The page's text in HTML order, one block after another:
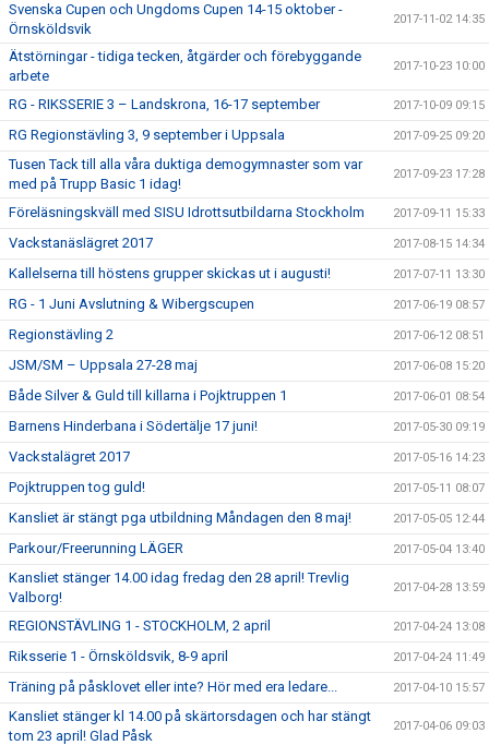
Svenska Cupen och Ungdoms Cupen 14-15 oktober -
Örnsköldsvik
2017-11-02 14:35
Ätstörningar - tidiga tecken, åtgärder och förebyggande
arbete
2017-10-23 10:00
RG - RIKSSERIE 3 – Landskrona, 16-17 september 2017-10-09 09:15
RG Regionstävling 3, 9 september i Uppsala 2017-09-25 09:20
Tusen Tack till alla våra duktiga demogymnaster som var
med på Trupp Basic 1 idag!
2017-09-23 17:28
Föreläsningskväll med SISU Idrottsutbildarna Stockholm 2017-09-11 15:33
Vackstanäslägret 2017 2017-08-15 14:34
Kallelserna till höstens grupper skickas ut i augusti! 2017-07-11 13:30
RG - 1 Juni Avslutning & Wibergscupen 2017-06-19 08:57
Regionstävling 2 2017-06-12 08:51
JSM/SM – Uppsala 27-28 maj 2017-06-08 15:20
Både Silver & Guld till killarna i Pojktruppen 1 2017-06-01 08:54
Barnens Hinderbana i Södertälje 17 juni! 2017-05-30 09:19
Vackstalägret 2017 2017-05-16 14:23
Pojktruppen tog guld! 2017-05-11 08:07
Kansliet är stängt pga utbildning Måndagen den 8 maj! 2017-05-05 12:44
Parkour/Freerunning LÄGER 2017-05-04 13:40
Kansliet stänger 14.00 idag fredag den 28 april! Trevlig
Valborg!
2017-04-28 13:59
REGIONSTÄVLING 1 - STOCKHOLM, 2 april 2017-04-24 13:08
Riksserie 1 - Örnsköldsvik, 8-9 april 2017-04-24 11:49
Träning på påsklovet eller inte? Hör med era ledare... 2017-04-10 15:57
Kansliet stänger kl 14.00 på skärtorsdagen och har stängt
tom 23 april! Glad Påsk
2017-04-06 09:03